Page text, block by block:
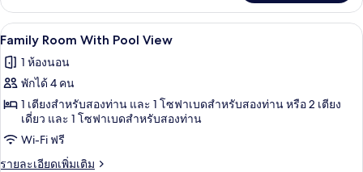
เกี่ยว
กับ
Twin
View
เปิด
ภาพถ่าย
ทั้งหมด
ของ
Family
Room
With
Family Room With Pool View | โต๊ะท
3
Family Room With Pool View
1 ห้องนอน
พักได้ 4 คน
1 เตียงสำหรับสองท่าน และ 1 โซฟาเบดสำหรับสองท่าน หรือ 2 เตียง
เดี่ยว และ 1 โซฟาเบดสำหรับสองท่าน
Wi-Fi ฟรี
รายละเอียดเพิ่มเติม
ราย